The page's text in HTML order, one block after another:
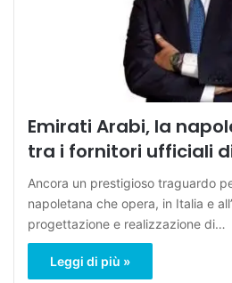
Emirati Arabi, la
tra i fornitori ufficiali
Ancora un prestigioso traguardo
napoletana che opera, in Italia e
progettazione e realizzazione di…
Leggi di più »